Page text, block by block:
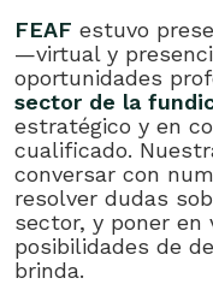
FEAF estuvo
—virtual y
oportunidades
sector de la
estratégico y en
cualificado.
conversar con
resolver dudas
sector, y poner
posibilidades de
brinda.